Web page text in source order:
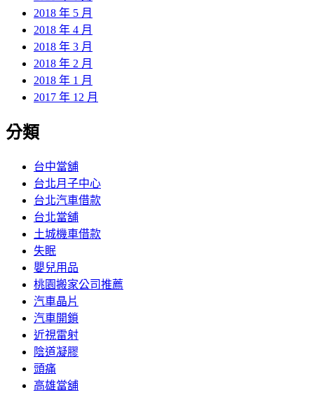
2018 年 5 月
2018 年 4 月
2018 年 3 月
2018 年 2 月
2018 年 1 月
2017 年 12 月
分類
台中當舖
台北月子中心
台北汽車借款
台北當舖
土城機車借款
失眠
嬰兒用品
桃園搬家公司推薦
汽車晶片
汽車開鎖
近視雷射
陰道凝膠
頭痛
高雄當舖